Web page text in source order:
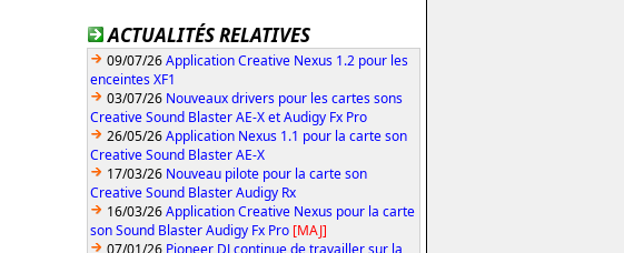
ACTUALITÉS RELATIVES
09/07/26Application Creative Nexus 1.2 pour les
enceintes XF1
03/07/26 Nouveaux drivers pour les cartes sons
Creative Sound Blaster AE-X et Audigy Fx Pro
26/05/26Application Nexus 1.1 pour la carte son
Creative Sound Blaster AE-X
17/03/26 Nouveau pilote pour la carte son
Creative Sound Blaster Audigy Rx
16/03/26Application Creative Nexus pour la carte
son Sound Blaster Audigy Fx Pro [MAJ]
07/01/26 Pioneer DJ continue de travailler sur la